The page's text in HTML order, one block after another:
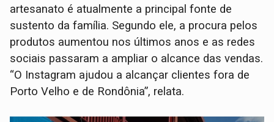
artesanato é atualmente a principal fonte de
sustento da família. Segundo ele, a procura pelos
produtos aumentou nos últimos anos e as redes
sociais passaram a ampliar o alcance das vendas.
“O Instagram ajudou a alcançar clientes fora de
Porto Velho e de Rondônia”, relata.